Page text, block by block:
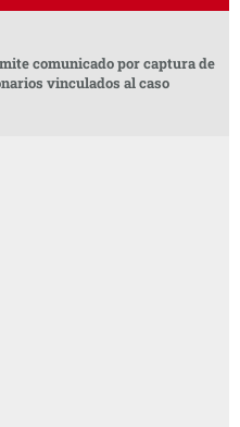
comunicado por captura de
vinculados al caso